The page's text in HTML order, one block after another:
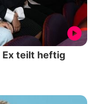
Ex teilt heftig